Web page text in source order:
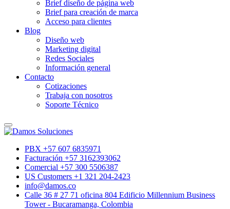
Brief diseño de página web
Brief para creación de marca
Acceso para clientes
Blog
Diseño web
Marketing digital
Redes Sociales
Información general
Contacto
Cotizaciones
Trabaja con nosotros
Soporte Técnico
PBX +57 607 6835971
Facturación +57 3162393062
Comercial +57 300 5506387
US Customers +1 321 204-2423
info@damos.co
Calle 36 # 27 71 oficina 804 Edificio Millennium Business
Tower - Bucaramanga, Colombia